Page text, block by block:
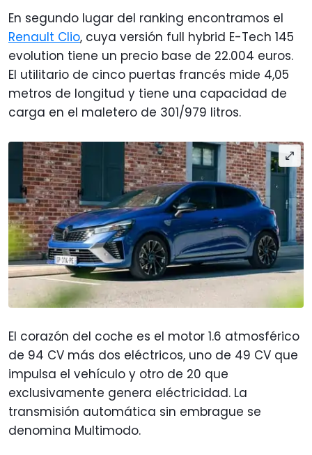
En segundo lugar del ranking encontramos el
Renault Clio, cuya versión full hybrid E-Tech 145
evolution tiene un precio base de 22.004 euros.
El utilitario de cinco puertas francés mide 4,05
metros de longitud y tiene una capacidad de
carga en el maletero de 301/979 litros.
El corazón del coche es el motor 1.6 atmosférico
de 94 CV más dos eléctricos, uno de 49 CV que
impulsa el vehículo y otro de 20 que
exclusivamente genera eléctricidad. La
transmisión automática sin embrague se
denomina Multimodo.